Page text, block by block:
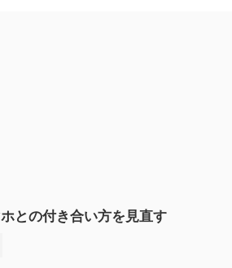
との付き合い方を見直す